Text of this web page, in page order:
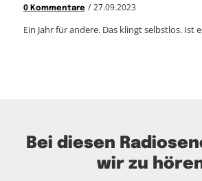
0 Kommentare / 27.09.2023
Ein Jahr für andere. Das klingt selbstlos. Ist
Bei diesen
wir zu